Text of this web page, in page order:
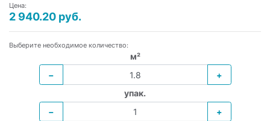
Цена:
2 940.20 руб.
Выберите необходимое количество:
м²
−
+
упак.
−
+